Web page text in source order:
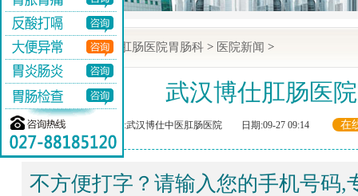
当前位置: 武汉博仕肛肠医院胃肠科 > 医院新闻 >
武汉博仕肛肠医
来源:武汉博仕中医肛肠医院 日期:09-27 09:14 在
不方便打字？请输入您的手机号码,